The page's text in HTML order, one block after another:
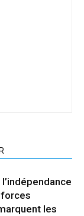
forces
les